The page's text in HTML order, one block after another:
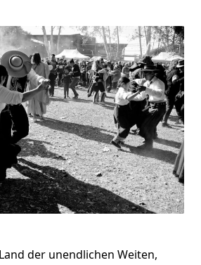
der unendlichen Weiten,